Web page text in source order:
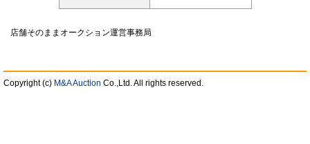
店舗そのままオークション運営事務局
Copyright (c) M&A Auction Co.,Ltd. All rights reserved.